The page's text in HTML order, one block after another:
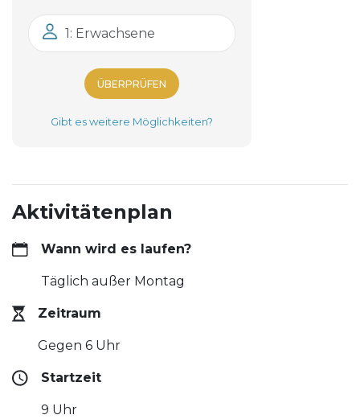
1: Erwachsene
ÜBERPRÜFEN
Gibt es weitere Möglichkeiten?
Aktivitätenplan
Wann wird es laufen?
Täglich außer Montag
Zeitraum
Gegen 6 Uhr
Startzeit
9 Uhr